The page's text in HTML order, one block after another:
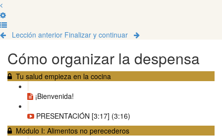
Lección anterior Finalizar y continuar
Cómo organizar la despensa
Tu salud empieza en la cocina
¡Bienvenida!
PRESENTACIÓN [3:17] (3:16)
Módulo I: Alimentos no perecederos